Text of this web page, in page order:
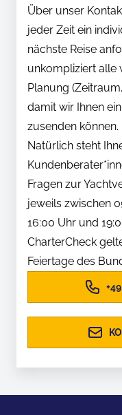
Über unser
jeder Zeit ein
nächste Reise
unkompliziert alle
Planung
damit wir Ihnen
zusenden können.
Natürlich steht
Fragen zur
jeweils zwischen
16:00 Uhr und
CharterCheck
Feiertage des